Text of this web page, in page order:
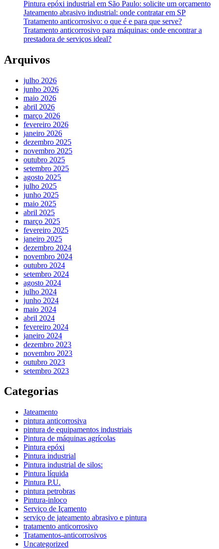
Pintura epóxi industrial em São Paulo: solicite um orçamento
Jateamento abrasivo industrial: onde contratar em SP
Tratamento anticorrosivo: o que é e para que serve?
Tratamento anticorrosivo para máquinas: onde encontrar a
prestadora de serviços ideal?
Arquivos
julho 2026
junho 2026
maio 2026
abril 2026
março 2026
fevereiro 2026
janeiro 2026
dezembro 2025
novembro 2025
outubro 2025
setembro 2025
agosto 2025
julho 2025
junho 2025
maio 2025
abril 2025
março 2025
fevereiro 2025
janeiro 2025
dezembro 2024
novembro 2024
outubro 2024
setembro 2024
agosto 2024
julho 2024
junho 2024
maio 2024
abril 2024
fevereiro 2024
janeiro 2024
dezembro 2023
novembro 2023
outubro 2023
setembro 2023
Categorias
Jateamento
pintura anticorrosiva
pintura de equipamentos industriais
Pintura de máquinas agrícolas
Pintura epóxi
Pintura industrial
Pintura industrial de silos:
Pintura líquida
Pintura P.U.
pintura petrobras
Pintura-inloco
Serviço de Içamento
serviço de jateamento abrasivo e pintura
tratamento anticorrosivo
Tratamentos-anticorrosivos
Uncategorized